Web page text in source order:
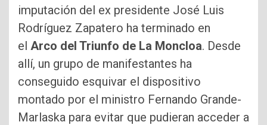
imputación del ex presidente José Luis
Rodríguez Zapatero ha terminado en
el Arco del Triunfo de La Moncloa. Desde
allí, un grupo de manifestantes ha
conseguido esquivar el dispositivo
montado por el ministro Fernando Grande-
Marlaska para evitar que pudieran acceder a